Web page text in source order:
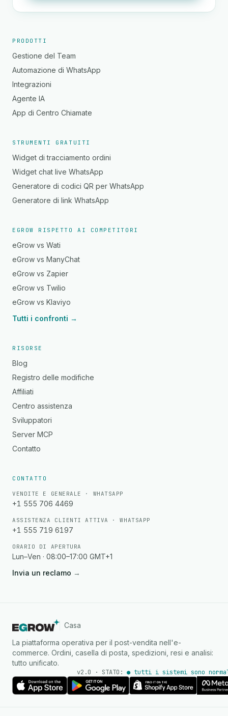
PRODOTTI
Gestione del Team
Automazione di WhatsApp
Integrazioni
Agente IA
App di Centro Chiamate
STRUMENTI GRATUITI
Widget di tracciamento ordini
Widget chat live WhatsApp
Generatore di codici QR per WhatsApp
Generatore di link WhatsApp
EGROW RISPETTO AI COMPETITORI
eGrow vs Wati
eGrow vs ManyChat
eGrow vs Zapier
eGrow vs Twilio
eGrow vs Klaviyo
Tutti i confronti →
RISORSE
Blog
Registro delle modifiche
Affiliati
Centro assistenza
Sviluppatori
Server MCP
Contatto
CONTATTO
VENDITE E GENERALE · WHATSAPP
+1 555 706 4469
ASSISTENZA CLIENTI ATTIVA · WHATSAPP
+1 555 719 6197
ORARIO DI APERTURA
Lun–Ven · 08:00–17:00 GMT+1
Invia un reclamo →
Casa
La piattaforma operativa per il post-vendita nell'e-
commerce. Ordini, casella di posta, spedizioni, resi e analisi:
tutto unificato.
v2.0 · STATO: ● tutti i sistemi sono